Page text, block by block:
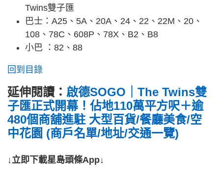
Twins雙子匯
巴士：A25、5A、20A、24、22、22M、20、
108、78C、608P、78X、B2、B8
小巴 ：82、88
回到目錄
延伸閱讀： 啟德SOGO｜The Twins雙
子匯正式開幕！佔地110萬平方呎＋逾
480個商舖進駐 大型百貨/餐廳美食/空
中花園 (商戶名單/地址/交通一覽)
↓立即下載星島頭條App↓